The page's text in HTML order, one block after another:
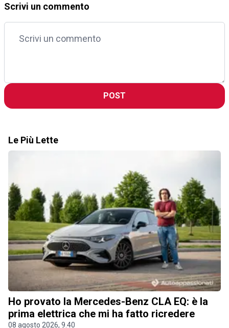
Scrivi un commento
POST
Le Più Lette
Ho provato la Mercedes-Benz CLA EQ: è la
prima elettrica che mi ha fatto ricredere
08 agosto 2026, 9.40